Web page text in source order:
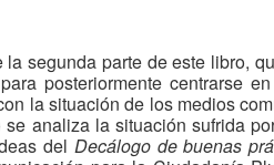
segunda parte de este libro,
posteriormente centrarse
la situación de los medios
analiza la situación sufrida
del Decálogo de buenas